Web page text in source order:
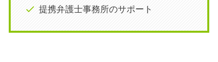
提携弁護士事務所のサポート